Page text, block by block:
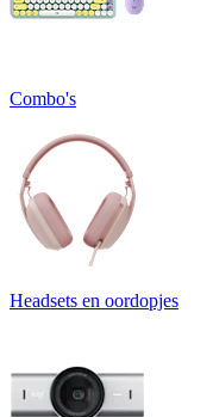
Combo's
Headsets en oordopjes